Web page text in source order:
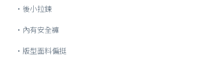
・後小拉鍊
・內有安全褲
・版型面料偏挺